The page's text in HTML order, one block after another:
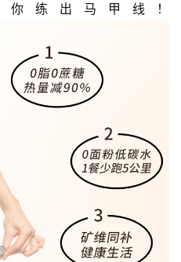
注册
练出马甲线！